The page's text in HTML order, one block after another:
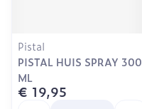
Pistal
PISTAL HUIS SPRAY 300
ML
€ 19,95